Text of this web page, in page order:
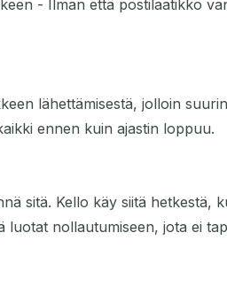
- Ilman että postilaatikko
lähettämisestä, jolloin
ennen kuin ajastin loppuu.
sitä. Kello käy siitä hetkestä,
luotat nollautumiseen, jota ei